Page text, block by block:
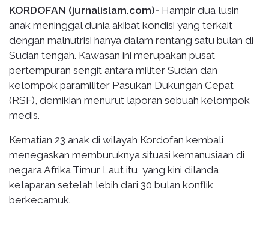
KORDOFAN (jurnalislam.com)- Hampir dua lusin
anak meninggal dunia akibat kondisi yang terkait
dengan malnutrisi hanya dalam rentang satu bulan di
Sudan tengah. Kawasan ini merupakan pusat
pertempuran sengit antara militer Sudan dan
kelompok paramiliter Pasukan Dukungan Cepat
(RSF), demikian menurut laporan sebuah kelompok
medis.
Kematian 23 anak di wilayah Kordofan kembali
menegaskan memburuknya situasi kemanusiaan di
negara Afrika Timur Laut itu, yang kini dilanda
kelaparan setelah lebih dari 30 bulan konflik
berkecamuk.